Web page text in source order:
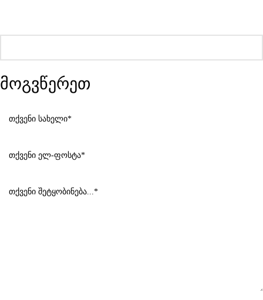
მოგვწერეთ